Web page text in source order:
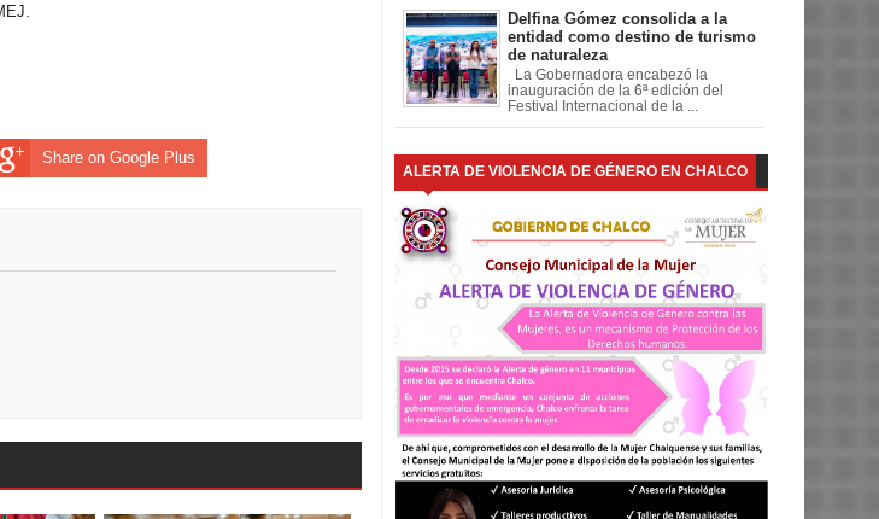
Share on Google Plus
Delfina Gómez consolida a la
entidad como destino de turismo
de naturaleza
La Gobernadora encabezó la
inauguración de la 6ª edición del
Festival Internacional de la ...
ALERTA DE VIOLENCIA DE GÉNERO EN CHALCO